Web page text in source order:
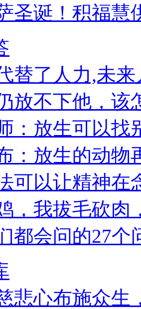
圣诞！积福慧
替了人力,未
放不下他，该
：放生可以找
：放生的动物
可以让精神在
，我拔毛砍肉
都会问的27个
悲心布施众生